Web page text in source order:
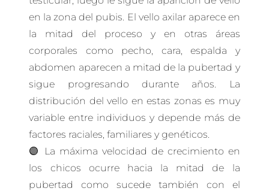
en la zona del pubis. El vello axilar aparece en
la mitad del proceso y en otras áreas
corporales como pecho, cara, espalda y
abdomen aparecen a mitad de la pubertad y
sigue progresando durante años. La
distribución del vello en estas zonas es muy
variable entre individuos y depende más de
factores raciales, familiares y genéticos.
🟣 La máxima velocidad de crecimiento en
los chicos ocurre hacia la mitad de la
pubertad como sucede también con el